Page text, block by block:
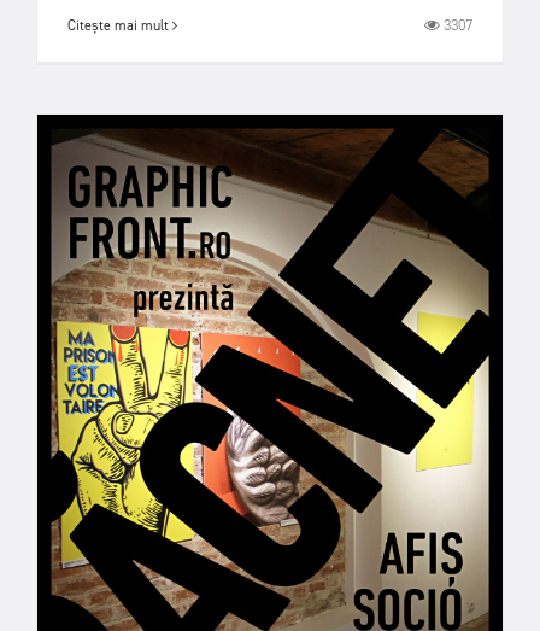
Citește mai mult 3307